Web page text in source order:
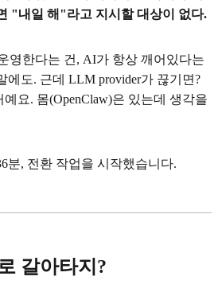
"내일 해"라고 지시할 대상이 없다.
영한다는 건, AI가 항상 깨어있다는
에도. 근데 LLM provider가 끊기면?
요. 몸(OpenClaw)은 있는데 생각을
분, 전환 작업을 시작했습니다.
갈아타지?